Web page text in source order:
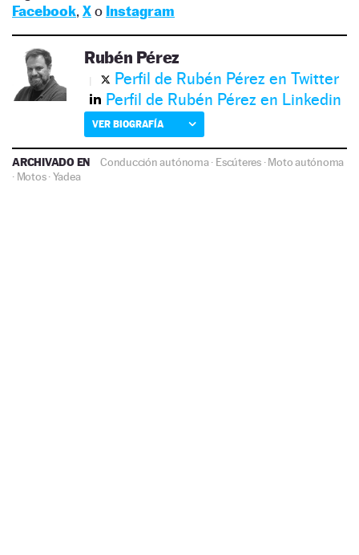
Facebook, Xo Instagram
Rubén Pérez
Perfil de Rubén Pérez en Twitter
Perfil de Rubén Pérez en Linkedin
VER BIOGRAFÍA
ARCHIVADO EN Conducción autónoma· Escúteres·Moto autónoma
· Motos·Yadea